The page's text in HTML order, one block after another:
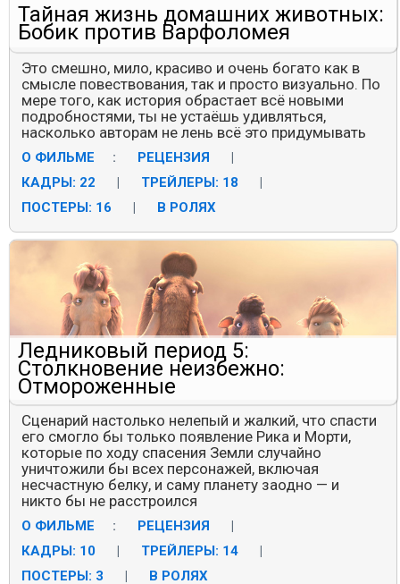
Тайная жизнь домашних животных:
Бобик против Варфоломея
Это смешно, мило, красиво и очень богато как в
смысле повествования, так и просто визуально. По
мере того, как история обрастает всё новыми
подробностями, ты не устаёшь удивляться,
насколько авторам не лень всё это придумывать
О ФИЛЬМЕ : РЕЦЕНЗИЯ
|
КАДРЫ: 22
| ТРЕЙЛЕРЫ: 18
|
ПОСТЕРЫ: 16
| В РОЛЯХ
Ледниковый период 5:
Столкновение неизбежно:
Отмороженные
Сценарий настолько нелепый и жалкий, что спасти
его смогло бы только появление Рика и Морти,
которые по ходу спасения Земли случайно
уничтожили бы всех персонажей, включая
несчастную белку, и саму планету заодно — и
никто бы не расстроился
О ФИЛЬМЕ : РЕЦЕНЗИЯ
|
КАДРЫ: 10
| ТРЕЙЛЕРЫ: 14
|
ПОСТЕРЫ: 3
| В РОЛЯХ